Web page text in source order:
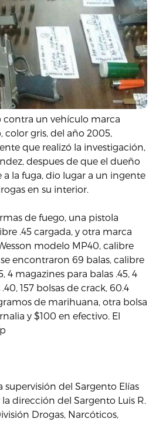
contra un vehículo marca
color gris, del año 2005,
que realizó la investigación,
despues de que el dueño
a la fuga, dio lugar a un ingente
en su interior.
de fuego, una pistola
.45 cargada, y otra marca
Wesson modelo MP40, calibre
encontraron 69 balas, calibre
4 magazines para balas .45, 4
157 bolsas de crack, 60.4
de marihuana, otra bolsa
y $100 en efectivo. El
supervisión del Sargento Elías
dirección del Sargento Luis R.
Drogas, Narcóticos,